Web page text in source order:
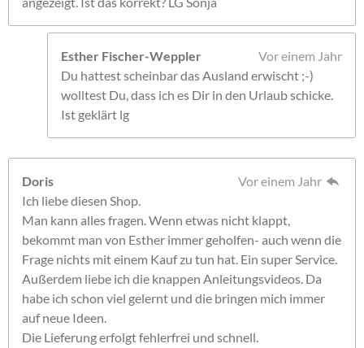
Esther Fischer-Weppler
Vor einem Jahr
Du hattest scheinbar das Ausland erwischt ;-)
wolltest Du, dass ich es Dir in den Urlaub schicke.
Ist geklärt lg
Doris
Vor einem Jahr
Ich liebe diesen Shop.
Man kann alles fragen. Wenn etwas nicht klappt,
bekommt man von Esther immer geholfen- auch wenn die
Frage nichts mit einem Kauf zu tun hat. Ein super Service.
Außerdem liebe ich die knappen Anleitungsvideos. Da
habe ich schon viel gelernt und die bringen mich immer
auf neue Ideen.
Die Lieferung erfolgt fehlerfrei und schnell.